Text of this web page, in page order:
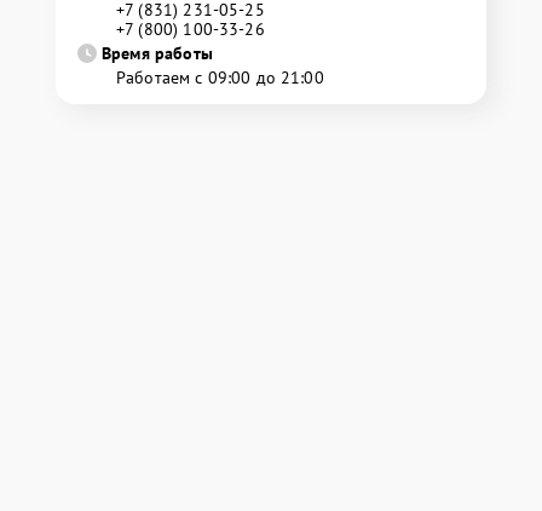
+7 (831) 231-05-25
+7 (800) 100-33-26
Время работы
Работаем с 09:00 до 21:00